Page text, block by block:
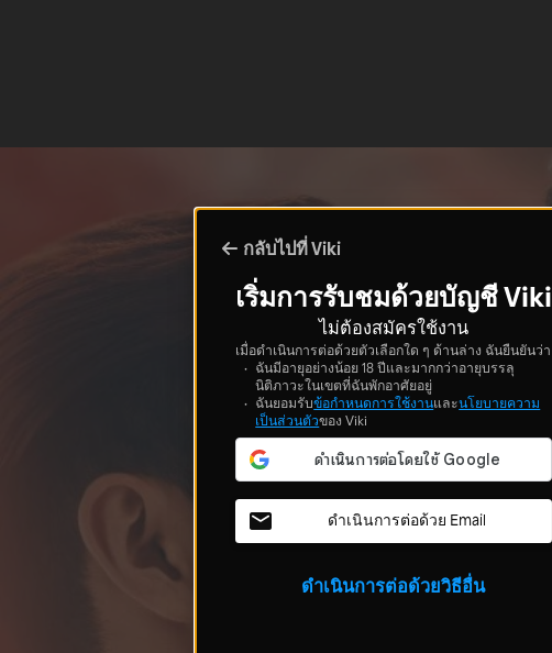
กลับไปที่ Viki
เริ่มการรับชมด้วยบัญชี Viki
ไม่ต้องสมัครใช้งาน
เมื่อดำเนินการต่อด้วยตัวเลือกใด ๆ ด้านล่าง ฉันยืนยันว่า
ฉันมีอายุอย่างน้อย 18 ปีและมากกว่าอายุบรรลุ
นิติภาวะในเขตที่ฉันพักอาศัยอยู่
ฉันยอมรับข้อกำหนดการใช้งานและนโยบายความ
เป็นส่วนตัวของ Viki
ดำเนินการต่อด้วย Email
ดำเนินการต่อด้วยวิธีอื่น